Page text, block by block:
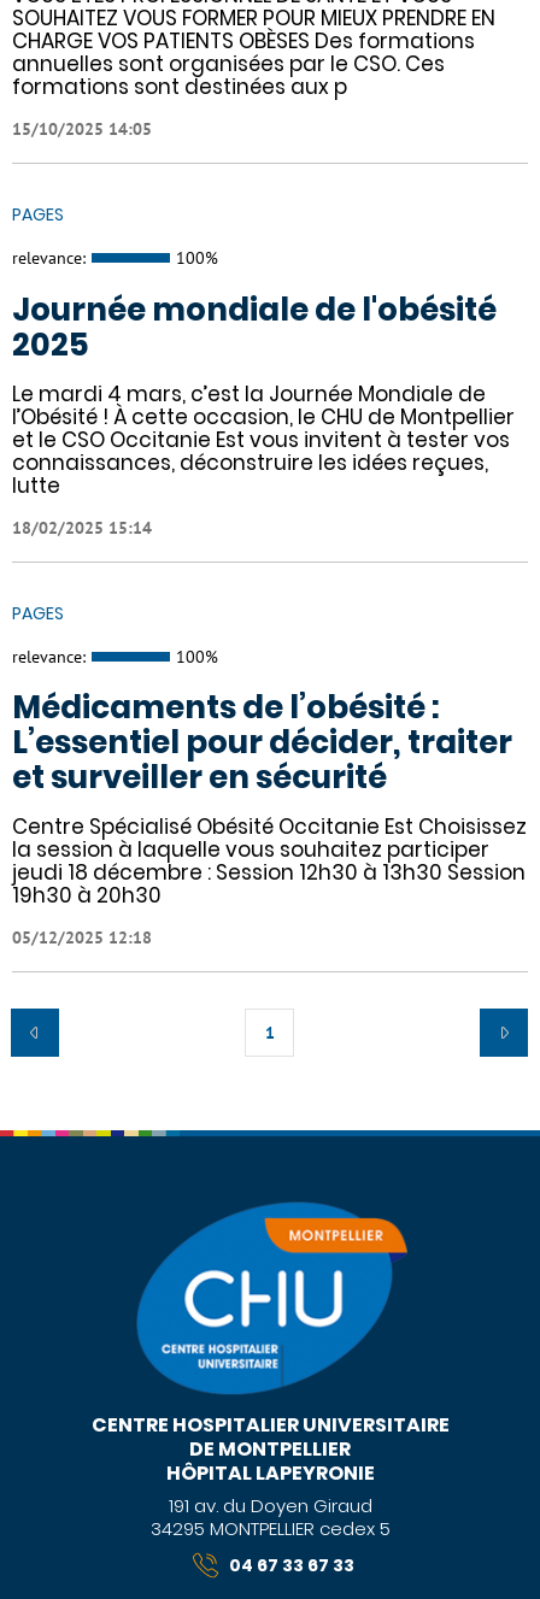
SOUHAITEZ VOUS FORMER POUR MIEUX PRENDRE EN
CHARGE VOS PATIENTS OBÈSES Des formations
annuelles sont organisées par le CSO. Ces
formations sont destinées aux p
15/10/2025 14:05
PAGES
relevance: 100%
Journée mondiale de l'obésité
2025
Le mardi 4 mars, c’est la Journée Mondiale de
l’Obésité ! À cette occasion, le CHU de Montpellier
et le CSO Occitanie Est vous invitent à tester vos
connaissances, déconstruire les idées reçues,
lutte
18/02/2025 15:14
PAGES
relevance: 100%
Médicaments de l’obésité :
L’essentiel pour décider, traiter
et surveiller en sécurité
Centre Spécialisé Obésité Occitanie Est Choisissez
la session à laquelle vous souhaitez participer
jeudi 18 décembre : Session 12h30 à 13h30 Session
19h30 à 20h30
05/12/2025 12:18
1
CENTRE HOSPITALIER UNIVERSITAIRE
DE MONTPELLIER
HÔPITAL LAPEYRONIE
191 av. du Doyen Giraud
34295 MONTPELLIER cedex 5
04 67 33 67 33